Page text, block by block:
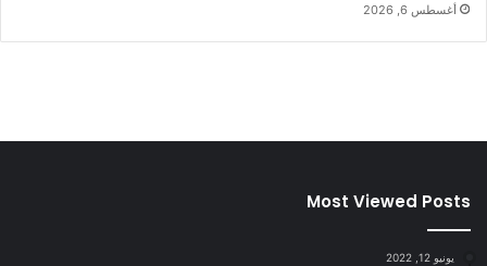
أغسطس 6, 2026
Most Viewed Posts
يونيو 12, 2022